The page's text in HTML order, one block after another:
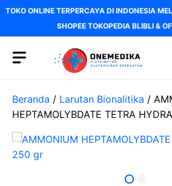
Langsung
isi
TOKO ONLINE TERPERCAYA DI INDONESIA
SHOPEE TOKOPEDIA BLIBLI &
Beranda / Larutan Bionalitika /
HEPTAMOLYBDATE TETRA